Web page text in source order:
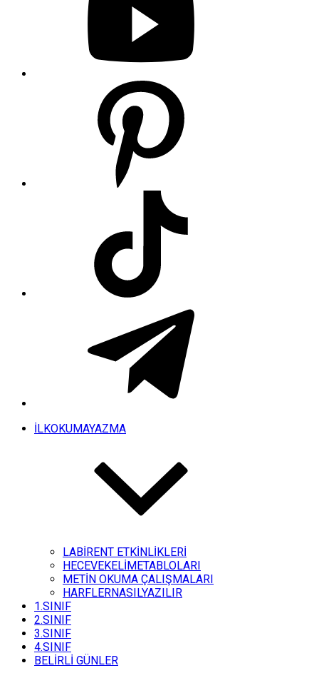
İLKOKUMAYAZMA
LABİRENT ETKİNLİKLERİ
HECEVEKELİMETABLOLARI
METİN OKUMA ÇALIŞMALARI
HARFLERNASILYAZILIR
1.SINIF
2.SINIF
3.SINIF
4.SINIF
BELİRLİ GÜNLER